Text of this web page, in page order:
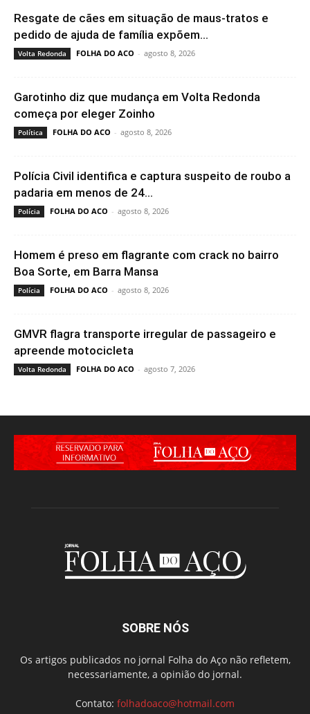
Resgate de cães em situação de maus-tratos e
pedido de ajuda de família expõem...
Volta Redonda FOLHA DO ACO - agosto 8, 2026
Garotinho diz que mudança em Volta Redonda
começa por eleger Zoinho
Política FOLHA DO ACO - agosto 8, 2026
Polícia Civil identifica e captura suspeito de roubo a
padaria em menos de 24...
Polícia FOLHA DO ACO - agosto 8, 2026
Homem é preso em flagrante com crack no bairro
Boa Sorte, em Barra Mansa
Polícia FOLHA DO ACO - agosto 8, 2026
GMVR flagra transporte irregular de passageiro e
apreende motocicleta
Volta Redonda FOLHA DO ACO - agosto 7, 2026
SOBRE NÓS
Os artigos publicados no jornal Folha do Aço não refletem,
necessariamente, a opinião do jornal.
Contato: folhadoaco@hotmail.com